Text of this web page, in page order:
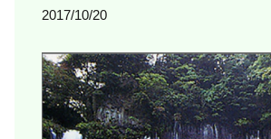
2017/10/20